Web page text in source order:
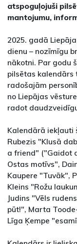
atspoguļojuši
mantojumu,
2025. gadā
dienu – nozīmīgu
nākotni. Par godu
pilsētas kalendārs
radošajām
no Liepājas
radot
Kalendārā iekļauti
Rubezis "Klusā
a friend" ("Gaidot
Ostas motīvs",
Kaupere "Tuvāk",
Kleins "Rožu
Judins "Vēls
pūt!", Marta
Līga Ķempe